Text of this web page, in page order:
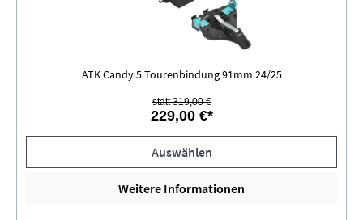
ATK Candy 5 Tourenbindung 91mm 24/25
statt 319,00 €
229,00 €*
Auswählen
Weitere Informationen